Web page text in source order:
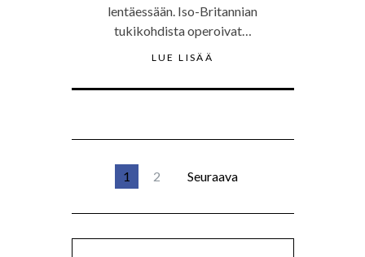
lentäessään. Iso-Britannian
tukikohdista operoivat…
LUE LISÄÄ
1 2 Seuraava